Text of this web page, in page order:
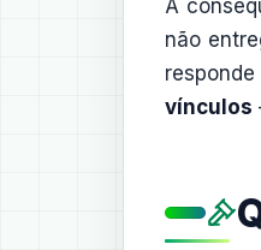
A
não
vínculos